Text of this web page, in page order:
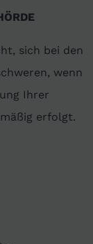
sich bei den
wenn
Ihrer
erfolgt.